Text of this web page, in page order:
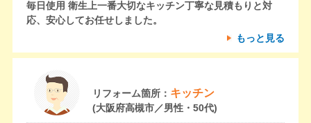
毎日使用 衛生上一番大切なキッチン丁寧な見積もりと対
応、安心してお任せしました。
もっと見る
リフォーム箇所： キッチン
(大阪府高槻市／男性・50代)